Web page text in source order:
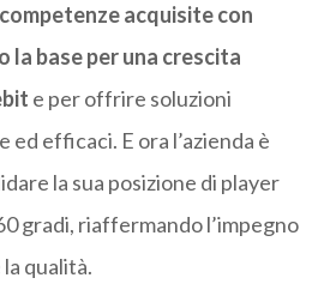
acquisite con
base per una crescita
e per offrire soluzioni
efficaci. E ora l’azienda è
la sua posizione di player
gradi, riaffermando l’impegno
qualità.